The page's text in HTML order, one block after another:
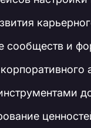
сообществ и